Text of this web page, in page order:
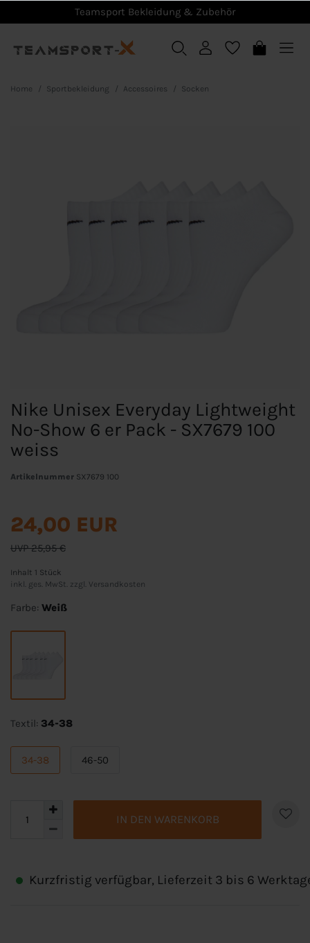
Teamsport Bekleidung & Zubehör
Home Sportbekleidung Accessoires Socken
Nike Unisex Everyday Lightweight
No-Show 6 er Pack - SX7679 100
weiss
Artikelnummer SX7679 100
UVP 25,95 €
24,00 EUR
Inhalt 1 Stück
inkl. ges. MwSt. zzgl.
Versandkosten
Farbe: Weiß
Textil: 34-38
34-38 46-50
IN DEN WARENKORB
Kurzfristig verfügbar, Lieferzeit 3 bis 6